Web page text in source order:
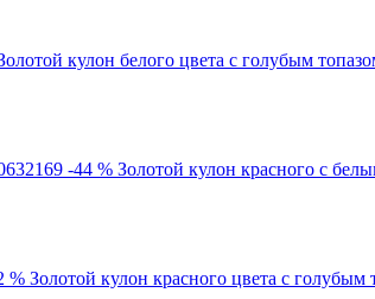
кулон белого цвета с голубым
-44 % Золотой кулон красного с
% Золотой кулон красного цвета с